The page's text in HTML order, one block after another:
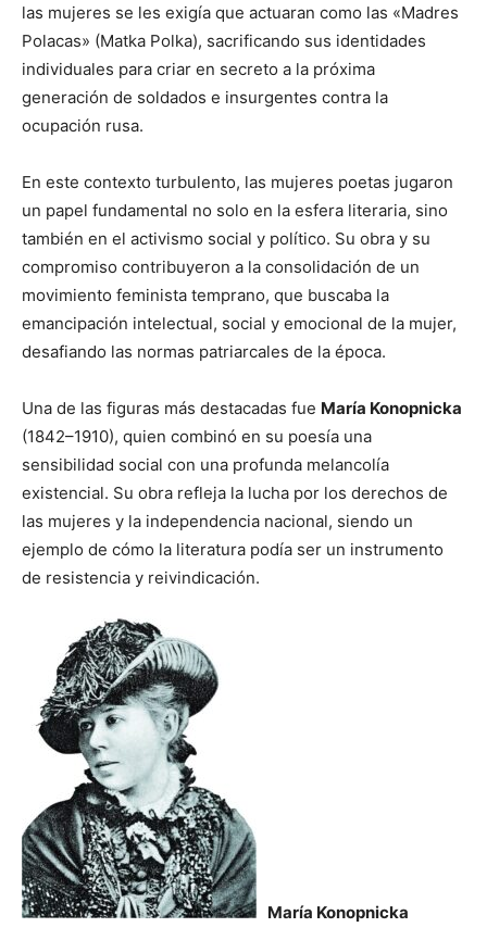
las mujeres se les exigía que actuaran como las «Madres
Polacas» (Matka Polka), sacrificando sus identidades
individuales para criar en secreto a la próxima
generación de soldados e insurgentes contra la
ocupación rusa.
En este contexto turbulento, las mujeres poetas jugaron
un papel fundamental no solo en la esfera literaria, sino
también en el activismo social y político. Su obra y su
compromiso contribuyeron a la consolidación de un
movimiento feminista temprano, que buscaba la
emancipación intelectual, social y emocional de la mujer,
desafiando las normas patriarcales de la época.
Una de las figuras más destacadas fue María Konopnicka
(1842–1910), quien combinó en su poesía una
sensibilidad social con una profunda melancolía
existencial. Su obra refleja la lucha por los derechos de
las mujeres y la independencia nacional, siendo un
ejemplo de cómo la literatura podía ser un instrumento
de resistencia y reivindicación.
María Konopnicka